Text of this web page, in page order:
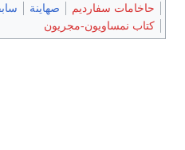
حاخامات سفارديم
صهاينة
كتاب نمساويون-مجريون